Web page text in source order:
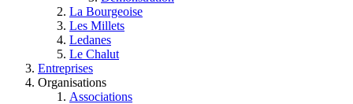
La Bourgeoise
Les Millets
Ledanes
Le Chalut
Entreprises
Organisations
Associations